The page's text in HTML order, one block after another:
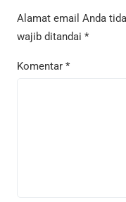
Alamat email Anda
wajib ditandai *
Komentar *